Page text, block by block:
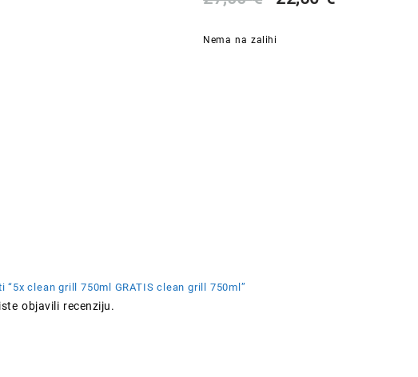
cijena
Nema na zalihi
clean grill 750ml GRATIS clean grill 750ml”
objavili recenziju.